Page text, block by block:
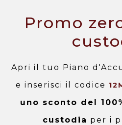
Promo
Apri il tuo Piano
e inserisci il codice
uno sconto del
custodia per i